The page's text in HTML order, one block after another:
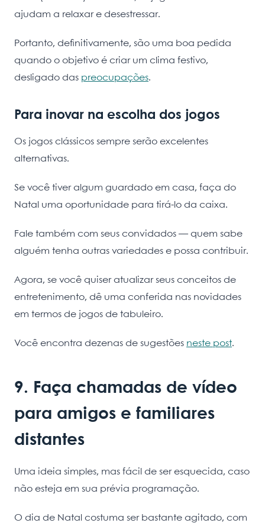
ajudam a relaxar e desestressar.
Portanto, definitivamente, são uma boa pedida
quando o objetivo é criar um clima festivo,
desligado das preocupações.
Para inovar na escolha dos jogos
Os jogos clássicos sempre serão excelentes
alternativas.
Se você tiver algum guardado em casa, faça do
Natal uma oportunidade para tirá-lo da caixa.
Fale também com seus convidados — quem sabe
alguém tenha outras variedades e possa contribuir.
Agora, se você quiser atualizar seus conceitos de
entretenimento, dê uma conferida nas novidades
em termos de jogos de tabuleiro.
Você encontra dezenas de sugestões neste post.
9. Faça chamadas de vídeo
para amigos e familiares
distantes
Uma ideia simples, mas fácil de ser esquecida, caso
não esteja em sua prévia programação.
O dia de Natal costuma ser bastante agitado, com